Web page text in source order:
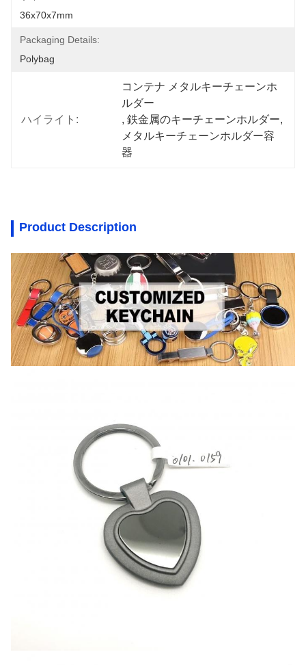
36x70x7mm
Packaging Details:
Polybag
ハイライト:
コンテナ メタルキーチェーンホ
ルダー
, 鉄金属のキーチェーンホルダー
メタルキーチェーンホルダー容
器
Product Description